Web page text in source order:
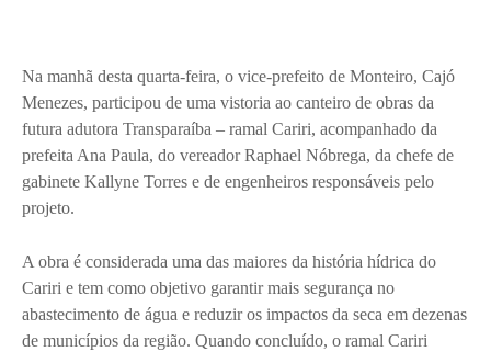
Na manhã desta quarta-feira, o vice-prefeito de Monteiro, Cajó
Menezes, participou de uma vistoria ao canteiro de obras da
futura adutora Transparaíba – ramal Cariri, acompanhado da
prefeita Ana Paula, do vereador Raphael Nóbrega, da chefe de
gabinete Kallyne Torres e de engenheiros responsáveis pelo
projeto.
A obra é considerada uma das maiores da história hídrica do
Cariri e tem como objetivo garantir mais segurança no
abastecimento de água e reduzir os impactos da seca em dezenas
de municípios da região. Quando concluído, o ramal Cariri